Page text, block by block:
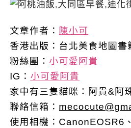
文章作者： 陳小可
香港出版： 台北美食地圖書
粉絲團： 小可愛阿貴
IG： 小可愛阿貴
家中有三隻貓咪：阿貴&阿
聯絡信箱：
使用相機：CanonEOSR6